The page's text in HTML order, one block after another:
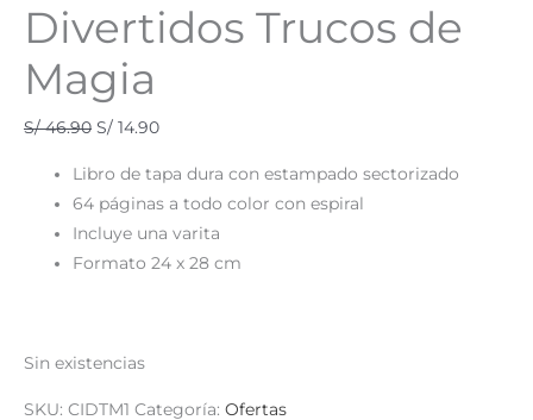
Divertidos Trucos de
Magia
S/46.90 S/ 14.90
Libro de tapa dura con estampado sectorizado
64 páginas a todo color con espiral
Incluye una varita
Formato 24 x 28 cm
Sin existencias
SKU: CIDTM1 Categoría: Ofertas